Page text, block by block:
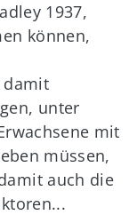
1937,
können,
damit
unter
mit
müssen,
auch die